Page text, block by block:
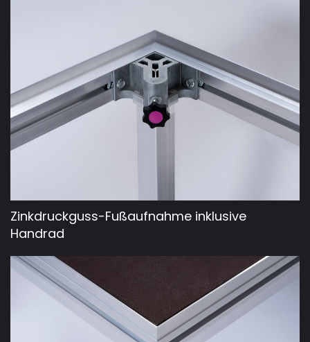
Zinkdruckguss-Fußaufnahme inklusive
Handrad